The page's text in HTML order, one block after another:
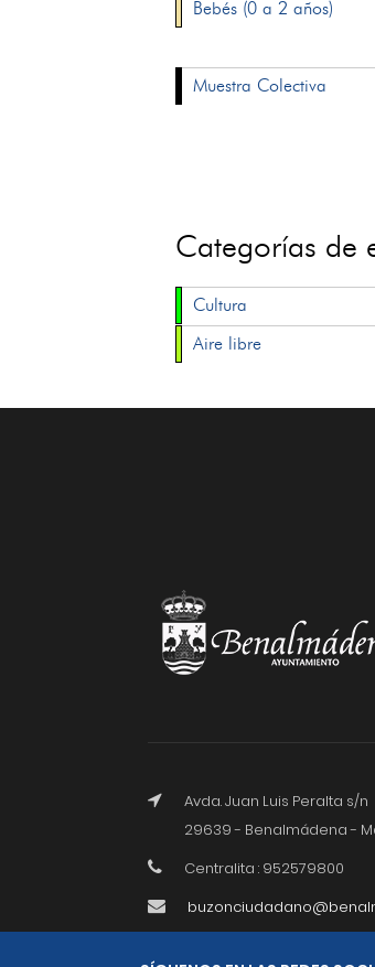
Bebés (0 a 2 años)
Muestra Colectiva
Categorías de
Cultura
Aire libre
Avda. Juan Luis Peralta s/n
29639 - Benalmádena -
Centralita : 952579800